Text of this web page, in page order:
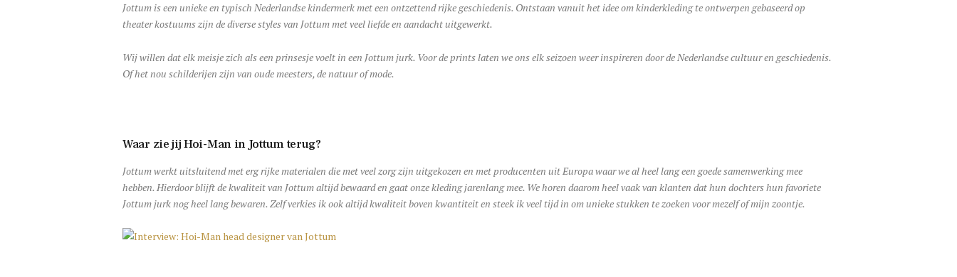
Jottum is een unieke en typisch Nederlandse kindermerk met een ontzettend rijke geschiedenis. Ontstaan vanuit het idee om kinderkleding te ontwerpen gebaseerd op
theater kostuums zijn de diverse styles van Jottum met veel liefde en aandacht uitgewerkt.
Wij willen dat elk meisje zich als een prinsesje voelt in een Jottum jurk. Voor de prints laten we ons elk seizoen weer inspireren door de Nederlandse cultuur en geschiedenis.
Of het nou schilderijen zijn van oude meesters, de natuur of mode.
Waar zie jij Hoi-Man in Jottum terug?
Jottum werkt uitsluitend met erg rijke materialen die met veel zorg zijn uitgekozen en met producenten uit Europa waar we al heel lang een goede samenwerking mee
hebben. Hierdoor blijft de kwaliteit van Jottum altijd bewaard en gaat onze kleding jarenlang mee. We horen daarom heel vaak van klanten dat hun dochters hun favoriete
Jottum jurk nog heel lang bewaren. Zelf verkies ik ook altijd kwaliteit boven kwantiteit en steek ik veel tijd in om unieke stukken te zoeken voor mezelf of mijn zoontje.